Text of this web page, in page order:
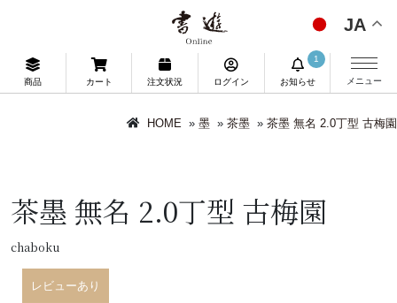
JA
商品 カート 注文状況 ログイン お知らせ
1
メニュー
HOME » 墨 » 茶墨 » 茶墨 無名 2.0丁型 古梅園
茶墨 無名 2.0丁型 古梅園
chaboku
レビューあり